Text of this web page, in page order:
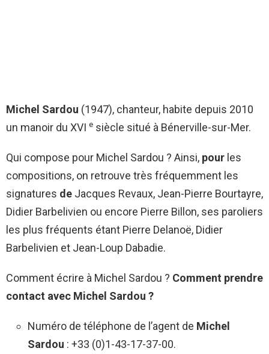
Michel Sardou (1947), chanteur, habite depuis 2010
un manoir du XVI e siècle situé à Bénerville-sur-Mer.
Qui compose pour Michel Sardou ? Ainsi, pour les
compositions, on retrouve très fréquemment les
signatures de Jacques Revaux, Jean-Pierre Bourtayre,
Didier Barbelivien ou encore Pierre Billon, ses paroliers
les plus fréquents étant Pierre Delanoë, Didier
Barbelivien et Jean-Loup Dabadie.
Comment écrire à Michel Sardou ? Comment prendre
contact avec Michel Sardou ?
Numéro de téléphone de l’agent de Michel
Sardou : +33 (0)1-43-17-37-00.